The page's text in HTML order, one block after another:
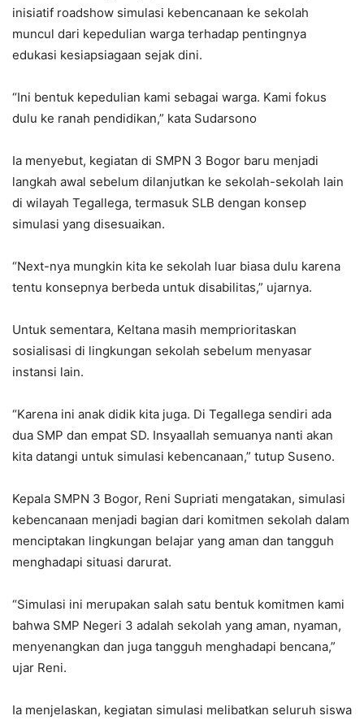
inisiatif roadshow simulasi kebencanaan ke sekolah
muncul dari kepedulian warga terhadap pentingnya
edukasi kesiapsiagaan sejak dini.
“Ini bentuk kepedulian kami sebagai warga. Kami fokus
dulu ke ranah pendidikan,” kata Sudarsono
Ia menyebut, kegiatan di SMPN 3 Bogor baru menjadi
langkah awal sebelum dilanjutkan ke sekolah-sekolah lain
di wilayah Tegallega, termasuk SLB dengan konsep
simulasi yang disesuaikan.
“Next-nya mungkin kita ke sekolah luar biasa dulu karena
tentu konsepnya berbeda untuk disabilitas,” ujarnya.
Untuk sementara, Keltana masih memprioritaskan
sosialisasi di lingkungan sekolah sebelum menyasar
instansi lain.
“Karena ini anak didik kita juga. Di Tegallega sendiri ada
dua SMP dan empat SD. Insyaallah semuanya nanti akan
kita datangi untuk simulasi kebencanaan,” tutup Suseno.
Kepala SMPN 3 Bogor, Reni Supriati mengatakan, simulasi
kebencanaan menjadi bagian dari komitmen sekolah dalam
menciptakan lingkungan belajar yang aman dan tangguh
menghadapi situasi darurat.
“Simulasi ini merupakan salah satu bentuk komitmen kami
bahwa SMP Negeri 3 adalah sekolah yang aman, nyaman,
menyenangkan dan juga tangguh menghadapi bencana,”
ujar Reni.
Ia menjelaskan, kegiatan simulasi melibatkan seluruh siswa